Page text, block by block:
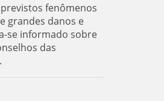
fenômenos
grandes danos e
se informado sobre
das